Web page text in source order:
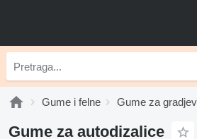
Gume i felne Gume za
Gume za autodizalice